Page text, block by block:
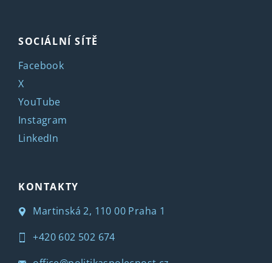
SOCIÁLNÍ SÍTĚ
Facebook
X
YouTube
Instagram
LinkedIn
KONTAKTY
Martinská 2, 110 00 Praha 1
+420 602 502 674